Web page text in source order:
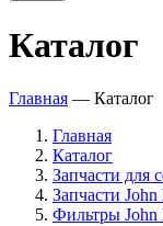
Каталог
Главная — Каталог
Главная
Каталог
Запчасти для
Запчасти John
Фильтры John